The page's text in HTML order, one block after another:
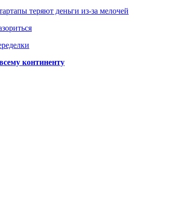
теряют деньги из-за мелочей
континенту